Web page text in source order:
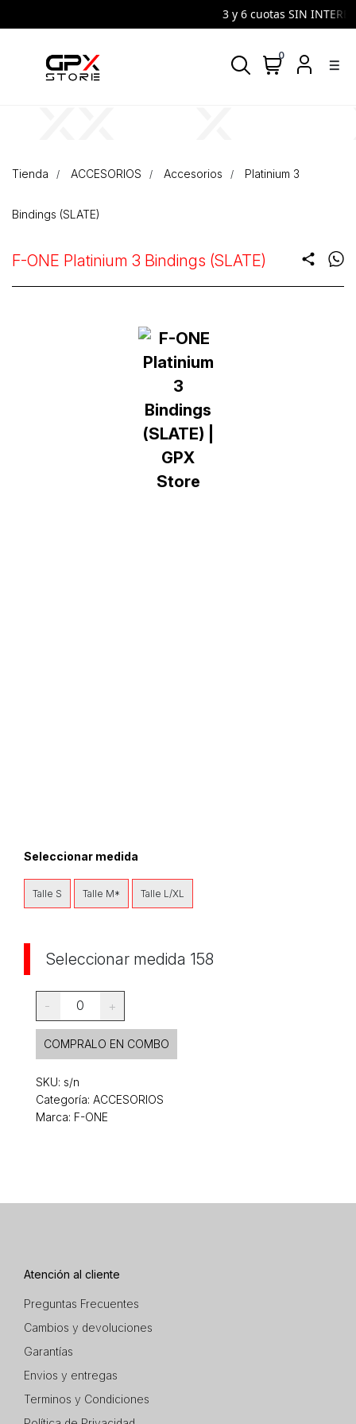
3 y 6 cuotas SIN
density_medium
0
Tienda ACCESORIOS Accesorios Platinium 3
Bindings (SLATE)
F-ONE Platinium 3 Bindings (SLATE) share
Seleccionar medida
Talle S Talle M* Talle L/XL
Seleccionar medida 158
- 0 +
COMPRALO EN COMBO
SKU: s/n
Categoría: ACCESORIOS
Marca: F-ONE
Atención al cliente
Preguntas Frecuentes
Cambios y devoluciones
Garantías
Envios y entregas
Terminos y Condiciones